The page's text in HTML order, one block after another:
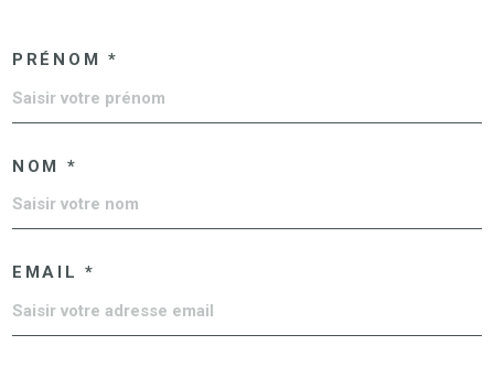
PRÉNOM *
NOM *
EMAIL *